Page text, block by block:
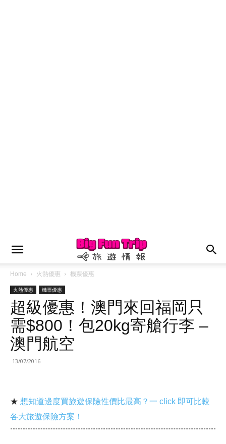
Home 火熱優惠 機票優惠
火熱優惠 機票優惠
超級優惠！澳門來回福岡只
需$800！包20kg寄艙行李 –
澳門航空
13/07/2016
★ 想知道邊度買旅遊保險性價比最高？一 click 即可比較
各大旅遊保險方案！